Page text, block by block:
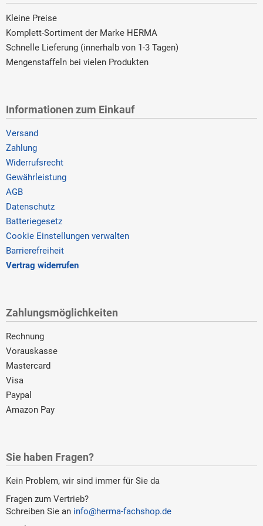
Kleine Preise
Komplett-Sortiment der Marke HERMA
Schnelle Lieferung (innerhalb von 1-3 Tagen)
Mengenstaffeln bei vielen Produkten
Informationen zum Einkauf
Versand
Zahlung
Widerrufsrecht
Gewährleistung
AGB
Datenschutz
Batteriegesetz
Cookie Einstellungen verwalten
Barrierefreiheit
Vertrag widerrufen
Zahlungsmöglichkeiten
Rechnung
Vorauskasse
Mastercard
Visa
Paypal
Amazon Pay
Sie haben Fragen?
Kein Problem, wir sind immer für Sie da
Fragen zum Vertrieb?
Schreiben Sie an info@herma-fachshop.de